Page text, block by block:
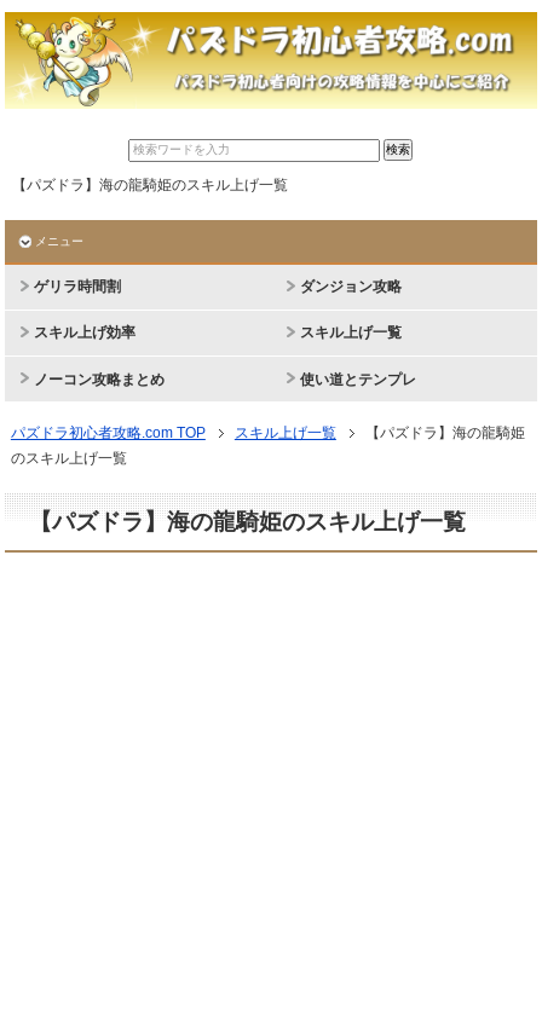
【パズドラ】海の龍騎姫のスキル上げ一覧
メニュー
ゲリラ時間割 ダンジョン攻略
スキル上げ効率 スキル上げ一覧
ノーコン攻略まとめ 使い道とテンプレ
パズドラ初心者攻略.com TOP スキル上げ一覧
【パズドラ】海の龍騎姫
のスキル上げ一覧
【パズドラ】海の龍騎姫のスキル上げ一覧